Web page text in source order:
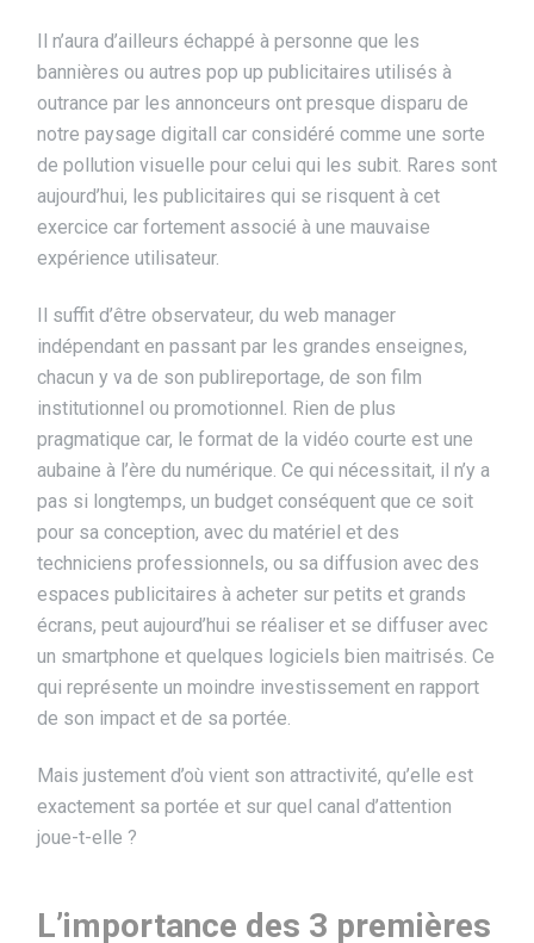
Il n’aura d’ailleurs échappé à personne que les
bannières ou autres pop up publicitaires utilisés à
outrance par les annonceurs ont presque disparu de
notre paysage digitall car considéré comme une sorte
de pollution visuelle pour celui qui les subit. Rares sont
aujourd’hui, les publicitaires qui se risquent à cet
exercice car fortement associé à une mauvaise
expérience utilisateur.
Il suffit d’être observateur, du web manager
indépendant en passant par les grandes enseignes,
chacun y va de son publireportage, de son film
institutionnel ou promotionnel. Rien de plus
pragmatique car, le format de la vidéo courte est une
aubaine à l’ère du numérique. Ce qui nécessitait, il n’y a
pas si longtemps, un budget conséquent que ce soit
pour sa conception, avec du matériel et des
techniciens professionnels, ou sa diffusion avec des
espaces publicitaires à acheter sur petits et grands
écrans, peut aujourd’hui se réaliser et se diffuser avec
un smartphone et quelques logiciels bien maitrisés. Ce
qui représente un moindre investissement en rapport
de son impact et de sa portée.
Mais justement d’où vient son attractivité, qu’elle est
exactement sa portée et sur quel canal d’attention
joue-t-elle ?
L’importance des 3 premières